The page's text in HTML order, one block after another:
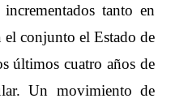
tanto en
conjunto el Estado de
últimos cuatro años de
Un movimiento de